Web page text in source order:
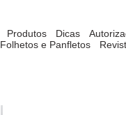
Produtos Dicas
Folhetos e Panfletos